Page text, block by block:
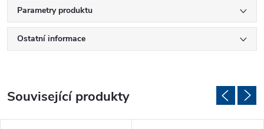
Parametry produktu
Ostatní informace
Související produkty